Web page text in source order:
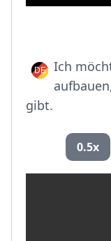
Ich
gibt.
0.5x